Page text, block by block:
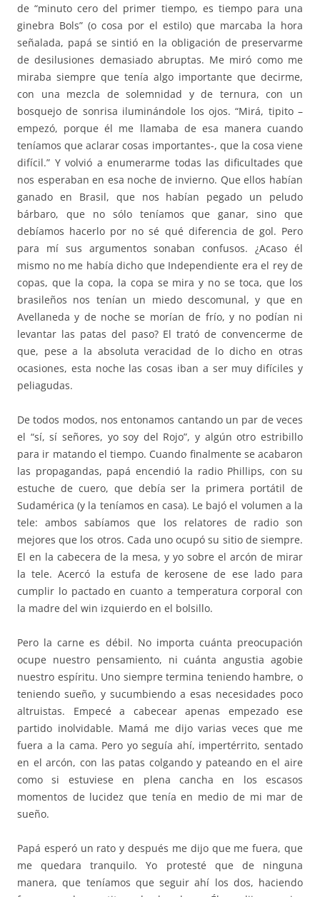
de “minuto cero del primer tiempo, es tiempo para una
ginebra Bols” (o cosa por el estilo) que marcaba la hora
señalada, papá se sintió en la obligación de preservarme
de desilusiones demasiado abruptas. Me miró como me
miraba siempre que tenía algo importante que decirme,
con una mezcla de solemnidad y de ternura, con un
bosquejo de sonrisa iluminándole los ojos. “Mirá, tipito –
empezó, porque él me llamaba de esa manera cuando
teníamos que aclarar cosas importantes-, que la cosa viene
difícil.” Y volvió a enumerarme todas las dificultades que
nos esperaban en esa noche de invierno. Que ellos habían
ganado en Brasil, que nos habían pegado un peludo
bárbaro, que no sólo teníamos que ganar, sino que
debíamos hacerlo por no sé qué diferencia de gol. Pero
para mí sus argumentos sonaban confusos. ¿Acaso él
mismo no me había dicho que Independiente era el rey de
copas, que la copa, la copa se mira y no se toca, que los
brasileños nos tenían un miedo descomunal, y que en
Avellaneda y de noche se morían de frío, y no podían ni
levantar las patas del paso? El trató de convencerme de
que, pese a la absoluta veracidad de lo dicho en otras
ocasiones, esta noche las cosas iban a ser muy difíciles y
peliagudas.
De todos modos, nos entonamos cantando un par de veces
el “sí, sí señores, yo soy del Rojo”, y algún otro estribillo
para ir matando el tiempo. Cuando finalmente se acabaron
las propagandas, papá encendió la radio Phillips, con su
estuche de cuero, que debía ser la primera portátil de
Sudamérica (y la teníamos en casa). Le bajó el volumen a la
tele: ambos sabíamos que los relatores de radio son
mejores que los otros. Cada uno ocupó su sitio de siempre.
El en la cabecera de la mesa, y yo sobre el arcón de mirar
la tele. Acercó la estufa de kerosene de ese lado para
cumplir lo pactado en cuanto a temperatura corporal con
la madre del win izquierdo en el bolsillo.
Pero la carne es débil. No importa cuánta preocupación
ocupe nuestro pensamiento, ni cuánta angustia agobie
nuestro espíritu. Uno siempre termina teniendo hambre, o
teniendo sueño, y sucumbiendo a esas necesidades poco
altruistas. Empecé a cabecear apenas empezado ese
partido inolvidable. Mamá me dijo varias veces que me
fuera a la cama. Pero yo seguía ahí, impertérrito, sentado
en el arcón, con las patas colgando y pateando en el aire
como si estuviese en plena cancha en los escasos
momentos de lucidez que tenía en medio de mi mar de
sueño.
Papá esperó un rato y después me dijo que me fuera, que
me quedara tranquilo. Yo protesté que de ninguna
manera, que teníamos que seguir ahí los dos, haciendo